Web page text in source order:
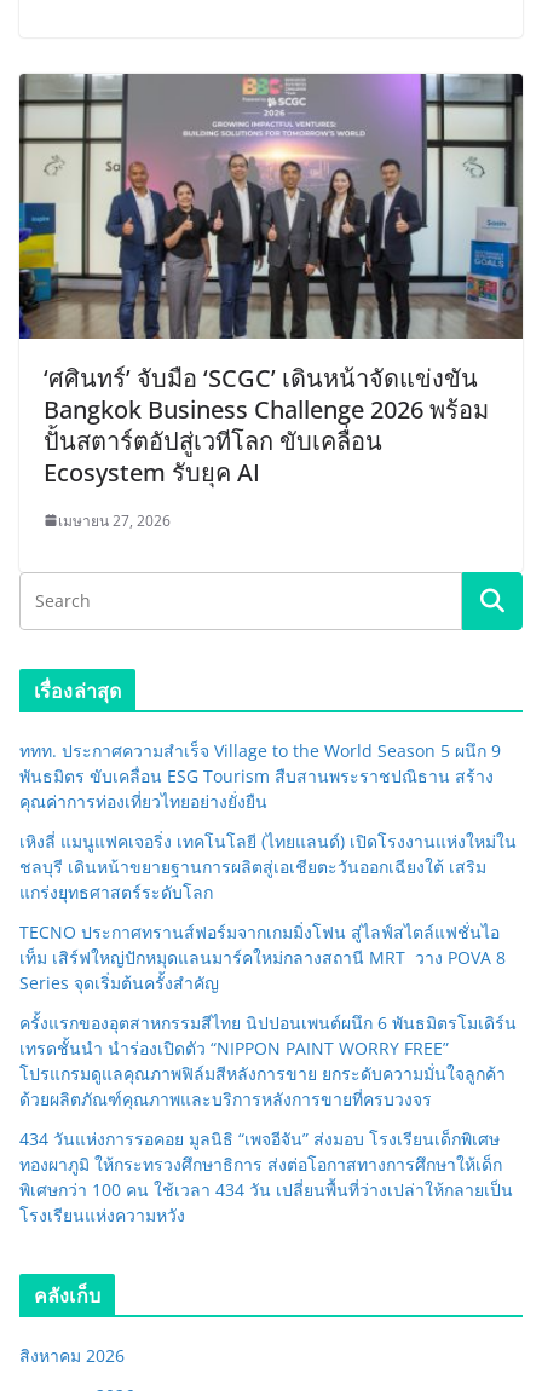
‘ศศินทร์’ จับมือ ‘SCGC’ เดินหน้าจัดแข่งขัน
Bangkok Business Challenge 2026 พร้อม
ปั้นสตาร์ตอัปสู่เวทีโลก ขับเคลื่อน
Ecosystem รับยุค AI
เมษายน 27, 2026
เรื่องล่าสุด
ททท. ประกาศความสำเร็จ Village to the World Season 5 ผนึก 9
พันธมิตร ขับเคลื่อน ESG Tourism สืบสานพระราชปณิธาน สร้าง
คุณค่าการท่องเที่ยวไทยอย่างยั่งยืน
เหิงลี่ แมนูแฟคเจอริ่ง เทคโนโลยี (ไทยแลนด์) เปิดโรงงานแห่งใหม่ใน
ชลบุรี เดินหน้าขยายฐานการผลิตสู่เอเชียตะวันออกเฉียงใต้ เสริม
แกร่งยุทธศาสตร์ระดับโลก
TECNO ประกาศทรานส์ฟอร์มจากเกมมิ่งโฟน สู่ไลฟ์สไตล์แฟชั่นไอ
เท็ม เสิร์ฟใหญ่ปักหมุดแลนมาร์คใหม่กลางสถานี MRT วาง POVA 8
Series จุดเริ่มต้นครั้งสำคัญ
ครั้งแรกของอุตสาหกรรมสีไทย นิปปอนเพนต์ผนึก 6 พันธมิตรโมเดิร์น
เทรดชั้นนำ นำร่องเปิดตัว “NIPPON PAINT WORRY FREE”
โปรแกรมดูแลคุณภาพฟิล์มสีหลังการขาย ยกระดับความมั่นใจลูกค้า
ด้วยผลิตภัณฑ์คุณภาพและบริการหลังการขายที่ครบวงจร
434 วันแห่งการรอคอย มูลนิธิ “เพจอีจัน” ส่งมอบ โรงเรียนเด็กพิเศษ
ทองผาภูมิ ให้กระทรวงศึกษาธิการ ส่งต่อโอกาสทางการศึกษาให้เด็ก
พิเศษกว่า 100 คน ใช้เวลา 434 วัน เปลี่ยนพื้นที่ว่างเปล่าให้กลายเป็น
โรงเรียนแห่งความหวัง
คลังเก็บ
สิงหาคม 2026